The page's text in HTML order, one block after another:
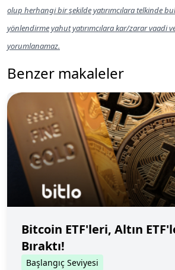
olup herhangi bir şekilde yatırımcılara telkinde
yönlendirme yahut yatırımcılara kar/zarar vaadi
yorumlanamaz.
Benzer makaleler
Bitcoin ETF'leri, Altın
Bıraktı!
Başlangıç Seviyesi